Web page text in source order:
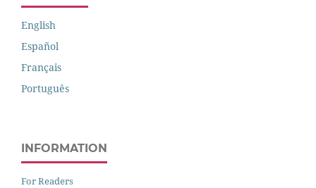
English
Español
Français
Português
INFORMATION
For Readers